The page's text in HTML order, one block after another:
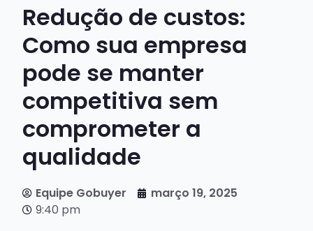
Redução de custos:
Como sua empresa
pode se manter
competitiva sem
comprometer a
qualidade
Equipe Gobuyer
março 19, 2025
9:40 pm